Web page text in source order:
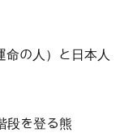
命の人）と日本人
段を登る熊